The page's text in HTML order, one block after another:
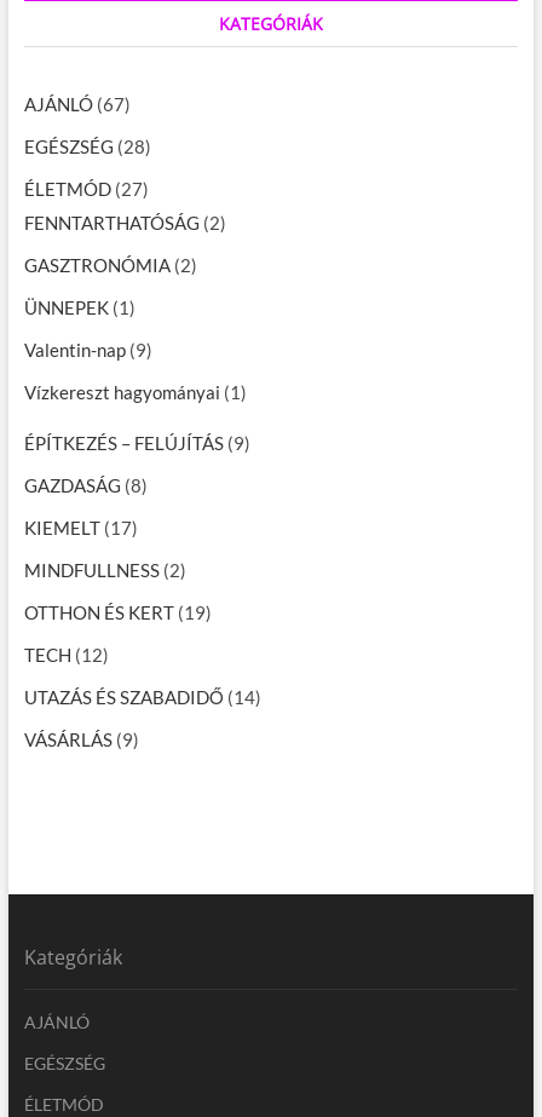
KATEGÓRIÁK
AJÁNLÓ(67)
EGÉSZSÉG (28)
ÉLETMÓD(27)
FENNTARTHATÓSÁG (2)
GASZTRONÓMIA(2)
ÜNNEPEK(1)
Valentin-nap(9)
Vízkereszt hagyományai (1)
ÉPÍTKEZÉS – FELÚJÍTÁS(9)
GAZDASÁG (8)
KIEMELT(17)
MINDFULLNESS(2)
OTTHON ÉS KERT(19)
TECH (12)
UTAZÁS ÉS SZABADIDŐ (14)
VÁSÁRLÁS(9)
Kategóriák
AJÁNLÓ
EGÉSZSÉG
ÉLETMÓD